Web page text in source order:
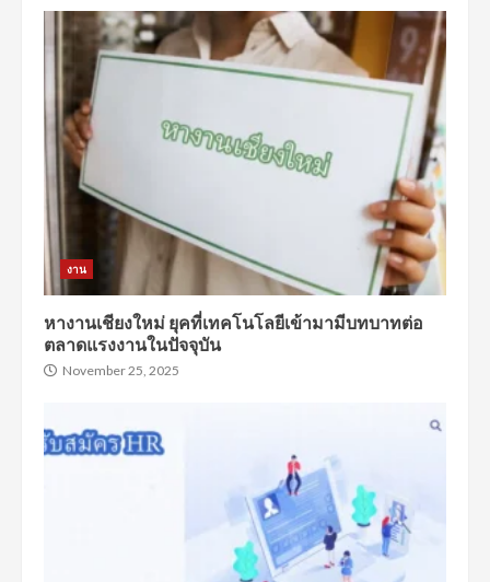
งาน
หางานเชียงใหม่ ยุคที่เทคโนโลยีเข้ามามีบทบาทต่อ
ตลาดแรงงานในปัจจุบัน
November 25, 2025